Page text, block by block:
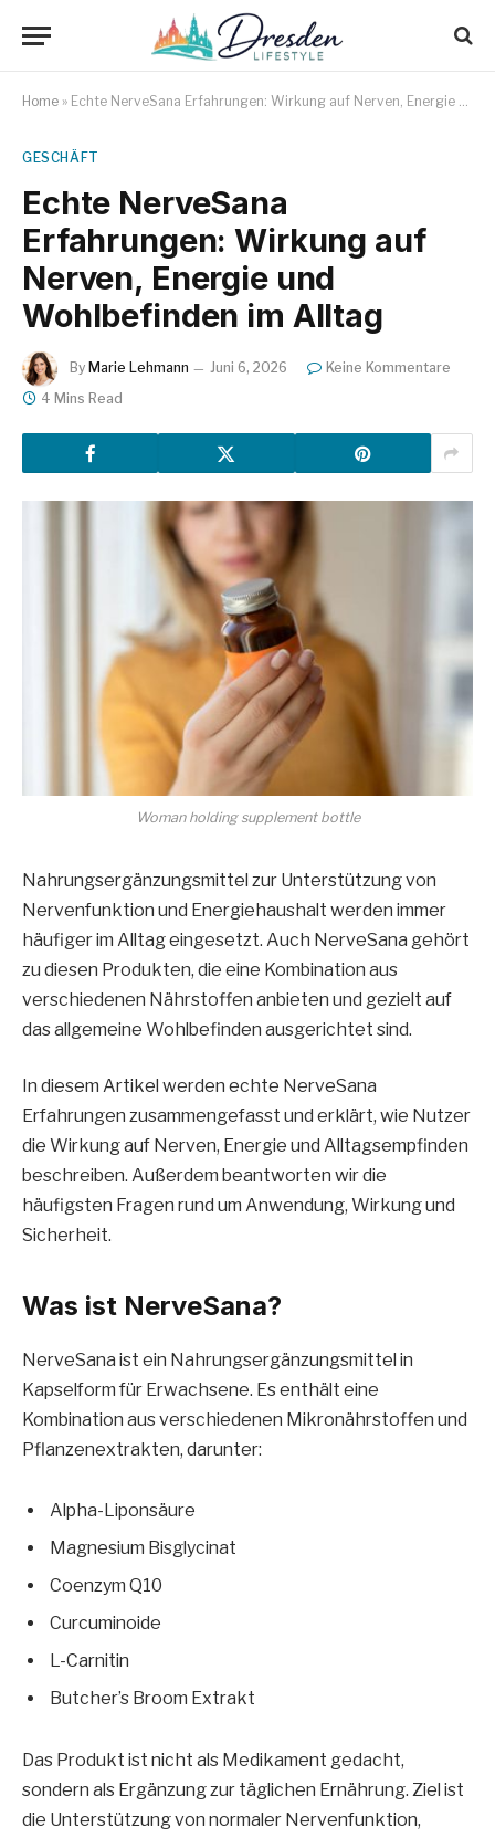
Home » Echte NerveSana Erfahrungen: Wirkung auf Nerven, Energie und Wohlbefinden im Alltag
GESCHÄFT
Echte NerveSana
Erfahrungen: Wirkung auf
Nerven, Energie und
Wohlbefinden im Alltag
By Marie Lehmann Juni 6, 2026
Keine Kommentare
4 Mins Read
Woman holding supplement bottle
Nahrungsergänzungsmittel zur Unterstützung von
Nervenfunktion und Energiehaushalt werden immer
häufiger im Alltag eingesetzt. Auch NerveSana gehört
zu diesen Produkten, die eine Kombination aus
verschiedenen Nährstoffen anbieten und gezielt auf
das allgemeine Wohlbefinden ausgerichtet sind.
In diesem Artikel werden echte NerveSana
Erfahrungen zusammengefasst und erklärt, wie Nutzer
die Wirkung auf Nerven, Energie und Alltagsempfinden
beschreiben. Außerdem beantworten wir die
häufigsten Fragen rund um Anwendung, Wirkung und
Sicherheit.
Was ist NerveSana?
NerveSana ist ein Nahrungsergänzungsmittel in
Kapselform für Erwachsene. Es enthält eine
Kombination aus verschiedenen Mikronährstoffen und
Pflanzenextrakten, darunter:
Alpha-Liponsäure
Magnesium Bisglycinat
Coenzym Q10
Curcuminoide
L-Carnitin
Butcher’s Broom Extrakt
Das Produkt ist nicht als Medikament gedacht,
sondern als Ergänzung zur täglichen Ernährung. Ziel ist
die Unterstützung von normaler Nervenfunktion,